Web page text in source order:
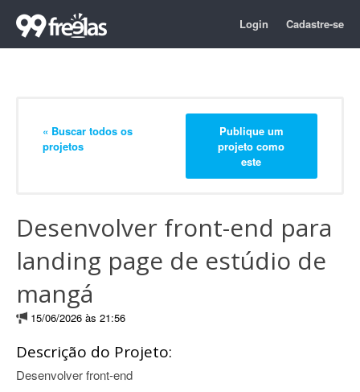
Login Cadastre-se
« Buscar todos os
projetos
Publique um
projeto como
este
Desenvolver front-end para
landing page de estúdio de
mangá
15/06/2026 às 21:56
Descrição do Projeto:
Desenvolver front-end